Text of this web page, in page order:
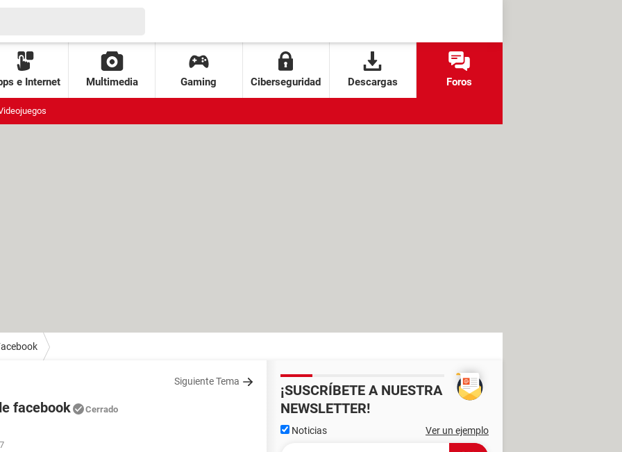
e Internet Multimedia Gaming Ciberseguridad Descargas Foros
Siguiente Tema
facebook Cerrado
¡SUSCRÍBETE A NUESTRA
NEWSLETTER!
Noticias Ver un ejemplo